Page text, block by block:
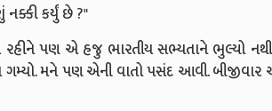
કર્યું છે ?"
પણ એ હજુ ભારતીય સભ્યતાને ભુલ્યો
ગમ્યો. મને પણ એની વાતો પસંદ આવી.